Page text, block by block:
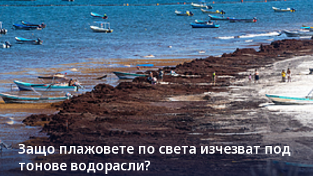
Защо плажовете по света изчезват под
тонове водорасли?